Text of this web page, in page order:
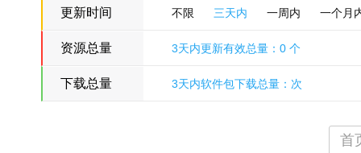
更新时间 不限 三天内 一周内 一个月
资源总量 3天内更新有效总量：0 个
下载总量 3天内软件包下载总量：次
首